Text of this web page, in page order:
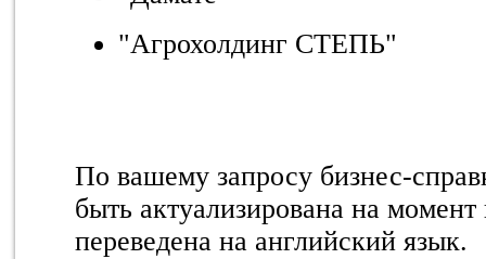
"Агрохолдинг СТЕПЬ"
По вашему запросу бизнес-
быть актуализирована на
переведена на английский язык.